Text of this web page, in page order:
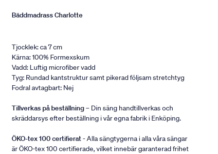
Bäddmadrass Charlotte
Tjocklek: ca 7 cm
Kärna: 100% Formexskum
Vadd: Luftig microfiber vadd
Tyg: Rundad kantstruktur samt pikerad följsam stretchtyg
Fodral avtagbart: Nej
Tillverkas på beställning– Din säng handtillverkas och
skräddarsys efter beställning i vår egna fabrik i Enköping.
ÖKO-tex 100 certifierat- Alla sängtygerna i alla våra sängar
är ÖKO-tex 100 certifierade, vilket innebär garanterad frihet